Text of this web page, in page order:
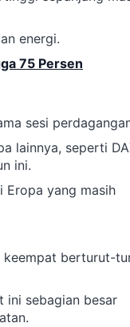
energi.
75 Persen
sesi
lainnya, seperti
ini.
Eropa yang masih
keempat berturut-
ini sebagian besar